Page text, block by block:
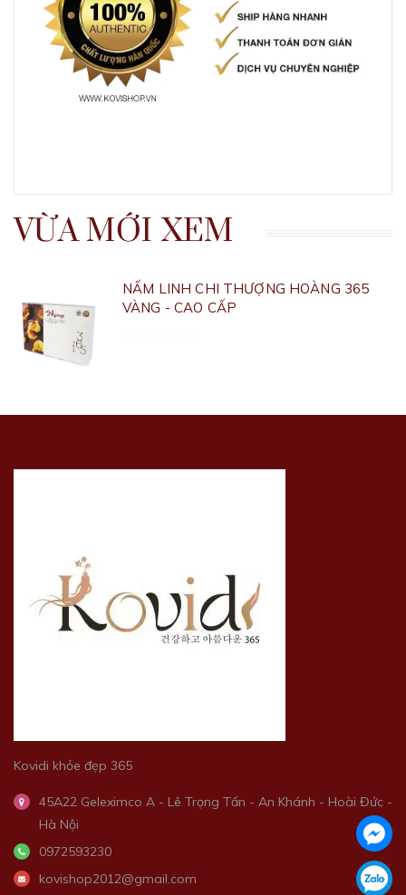
VỪA MỚI XEM
NẤM LINH CHI THƯỢNG HOÀNG 365
VÀNG - CAO CẤP
Kovidi khỏe đẹp 365
45A22 Geleximco A - Lê Trọng Tấn - An Khánh - Hoài Đức -
Hà Nội
0972593230
kovishop2012@gmail.com